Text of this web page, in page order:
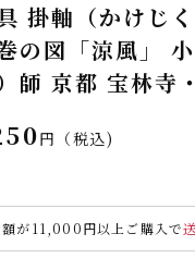
掛軸（かけじ
の図「涼風」
師 京都 宝林寺
税込
額が11,000円以上ご購入で